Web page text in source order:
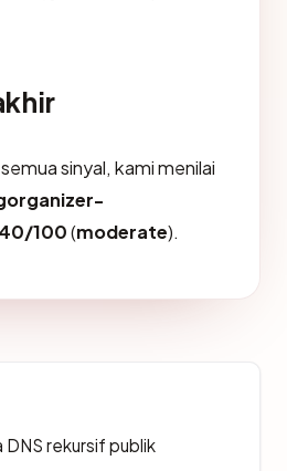
sinyal, kami menilai
40/100(moderate).
DNS rekursif publik